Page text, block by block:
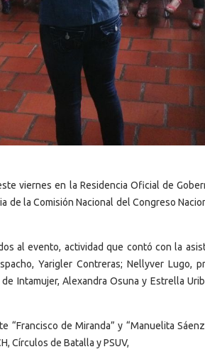
viernes en la Residencia Oficial de
de la Comisión Nacional del Congreso
al evento, actividad que contó con la
Yarigler Contreras; Nellyver Lugo,
Intamujer, Alexandra Osuna y Estrella
de Miranda” y “Manuelita
Círculos de Batalla y PSUV,